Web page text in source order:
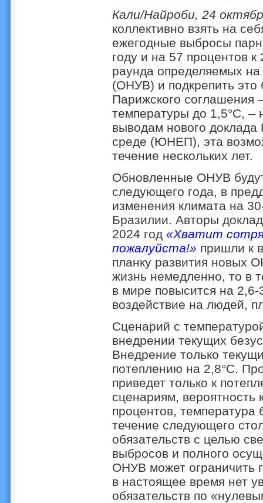
Кали/Найроби, 24
коллективно взять на
ежегодные выбросы
году и на 57 процентов
раунда определяемых
(ОНУВ) и подкрепить
Парижского соглашения
температуры до 1,5°C, –
выводам нового
среде (ЮНЕП), эта
течение нескольких лет.
Обновленные ОНУВ
следующего года, в
изменения климата на
Бразилии. Авторы
2024 год «Хватит
пожалуйста!» пришли к
планку развития новых
жизнь немедленно, то в
в мире повысится на 2,6-
воздействие на людей,
Сценарий с
внедрении текущих
Внедрение только
потеплению на 2,8°C.
приведет только к
сценариям, вероятность
процентов, температура
течение следующего
обязательств с целью
выбросов и полного
ОНУВ может ограничить
в настоящее время нет
обязательств по